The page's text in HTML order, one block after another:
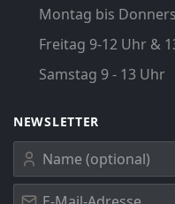
Montag bis
Freitag 9-12 Uhr &
Samstag 9 - 13 Uhr
NEWSLETTER